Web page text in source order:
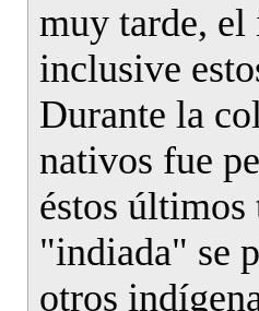
muy tarde, el
inclusive
Durante la
nativos fue
éstos
"indiada" se
otros